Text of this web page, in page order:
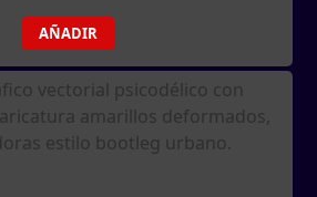
AÑADIR